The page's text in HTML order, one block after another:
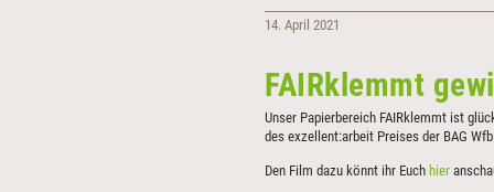
Bundesfreiwilligendienst
14. April 2021
FAIRklemmt
Unser Papierbereich FAIRklemmt ist
des exzellent:arbeit Preises der BAG
Den Film dazu könnt ihr Euch hier